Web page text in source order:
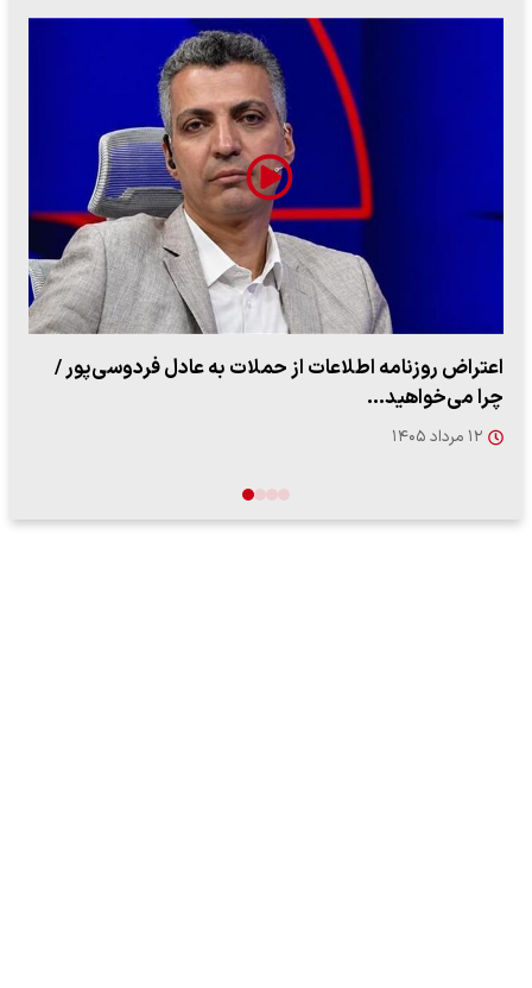
ببینید| روایت رئیس جمهور از لحظه حمله به بیت رهبری
۱۴ مرداد ۱۴۰۵